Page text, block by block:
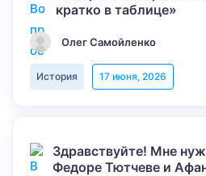
кратко в таблице»
Олег Самойленко
История 17 июня, 2026
Здравствуйте! Мне
Федоре Тютчеве и